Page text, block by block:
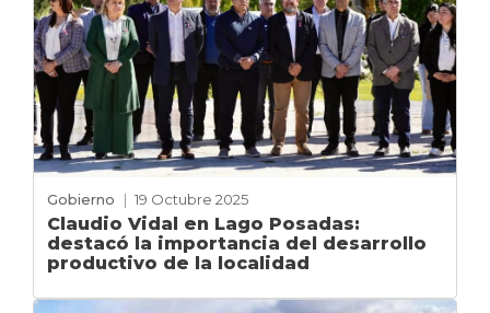
Gobierno | 19 Octubre 2025
Claudio Vidal en Lago Posadas:
destacó la importancia del desarrollo
productivo de la localidad